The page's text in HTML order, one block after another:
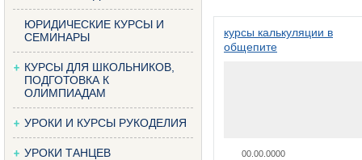
ЮРИДИЧЕСКИЕ КУРСЫ И
СЕМИНАРЫ
КУРСЫ ДЛЯ ШКОЛЬНИКОВ,
ПОДГОТОВКА К
ОЛИМПИАДАМ
УРОКИ И КУРСЫ РУКОДЕЛИЯ
УРОКИ ТАНЦЕВ
курсы калькуляции в
общепите
00.00.0000